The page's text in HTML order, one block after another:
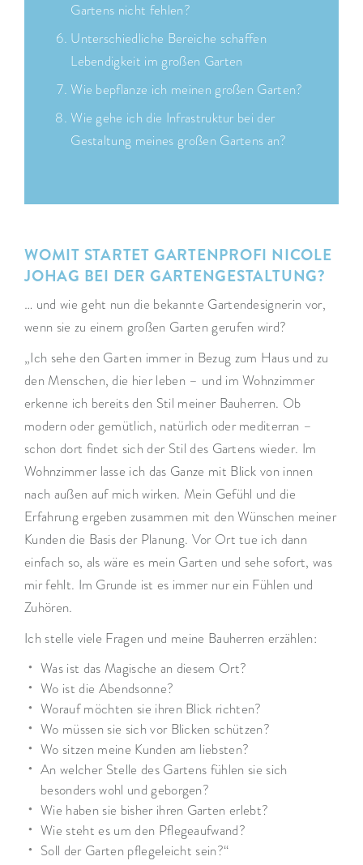
Gartens nicht fehlen?
Unterschiedliche Bereiche schaffen
Lebendigkeit im großen Garten
Wie bepflanze ich meinen großen Garten?
Wie gehe ich die Infrastruktur bei der
Gestaltung meines großen Gartens an?
WOMIT STARTET GARTENPROFI NICOLE
JOHAG BEI DER GARTENGESTALTUNG?
… und wie geht nun die bekannte Gartendesignerin vor,
wenn sie zu einem großen Garten gerufen wird?
„Ich sehe den Garten immer in Bezug zum Haus und zu
den Menschen, die hier leben – und im Wohnzimmer
erkenne ich bereits den Stil meiner Bauherren. Ob
modern oder gemütlich, natürlich oder mediterran –
schon dort findet sich der Stil des Gartens wieder. Im
Wohnzimmer lasse ich das Ganze mit Blick von innen
nach außen auf mich wirken. Mein Gefühl und die
Erfahrung ergeben zusammen mit den Wünschen meiner
Kunden die Basis der Planung. Vor Ort tue ich dann
einfach so, als wäre es mein Garten und sehe sofort, was
mir fehlt. Im Grunde ist es immer nur ein Fühlen und
Zuhören.
Ich stelle viele Fragen und meine Bauherren erzählen:
Was ist das Magische an diesem Ort?
Wo ist die Abendsonne?
Worauf möchten sie ihren Blick richten?
Wo müssen sie sich vor Blicken schützen?
Wo sitzen meine Kunden am liebsten?
An welcher Stelle des Gartens fühlen sie sich
besonders wohl und geborgen?
Wie haben sie bisher ihren Garten erlebt?
Wie steht es um den Pflegeaufwand?
Soll der Garten pflegeleicht sein?“